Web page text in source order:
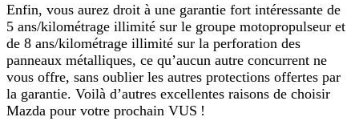
Enfin, vous aurez droit à une garantie fort intéressante de
5 ans/kilométrage illimité sur le groupe motopropulseur et
de 8 ans/kilométrage illimité sur la perforation des
panneaux métalliques, ce qu’aucun autre concurrent ne
vous offre, sans oublier les autres protections offertes par
la garantie. Voilà d’autres excellentes raisons de choisir
Mazda pour votre prochain VUS !